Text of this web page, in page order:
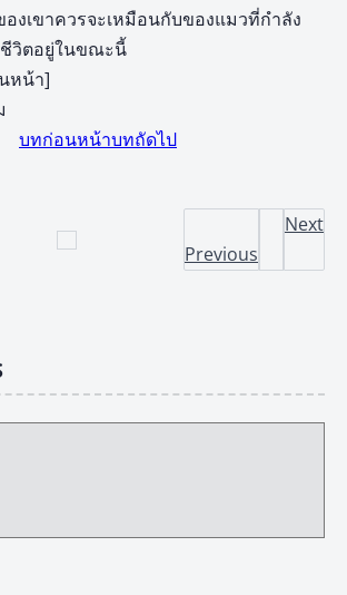
องเขาควรจะเหมือนกับของแมวที่กำลัง
วิตอยู่ในขณะนี้
หน้า]
บทก่อนหน้าบทถัดไป
Previous
Next